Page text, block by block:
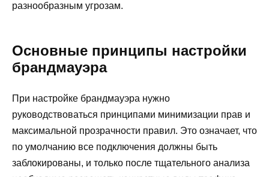
разнообразным угрозам.
Основные принципы настройки
брандмауэра
При настройке брандмауэра нужно
руководствоваться принципами минимизации прав и
максимальной прозрачности правил. Это означает, что
по умолчанию все подключения должны быть
заблокированы, и только после тщательного анализа